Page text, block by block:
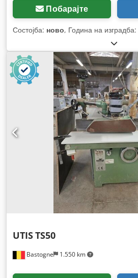
Побарајте
Состојба: ново, Година на изградба:
Bastogne 1.550 km
UTISTS50